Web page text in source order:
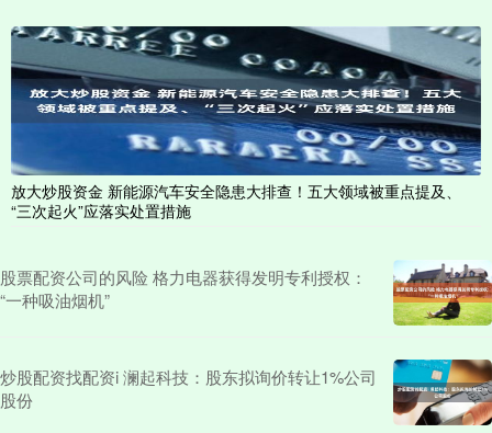
放大炒股资金 新能源汽车安全隐患大排查！五大领域被重点提及、
“三次起火”应落实处置措施
股票配资公司的风险 格力电器获得发明专利授权：
“一种吸油烟机”
炒股配资找配资i 澜起科技：股东拟询价转让1%公司
股份